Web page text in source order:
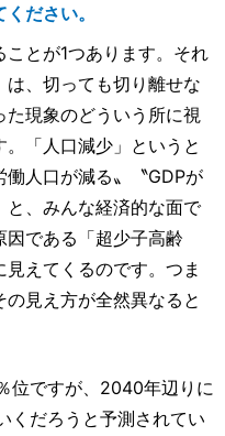
ださい。
とが1つあります。それ
、切っても切り離せな
現象のどういう所に視
「人口減少」というと
人口が減る〟〝GDPが
、みんな経済的な面で
である「超少子高齢
えてくるのです。つま
見え方が全然異なると
位ですが、2040年辺りに
くだろうと予測されてい